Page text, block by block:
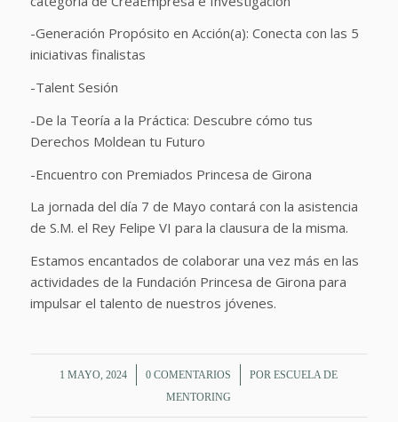
-Generación Propósito en Acción(a): Conecta con las 5
iniciativas finalistas
-Talent Sesión
-De la Teoría a la Práctica: Descubre cómo tus
Derechos Moldean tu Futuro
-Encuentro con Premiados Princesa de Girona
La jornada del día 7 de Mayo contará con la asistencia
de S.M. el Rey Felipe VI para la clausura de la misma.
Estamos encantados de colaborar una vez más en las
actividades de la Fundación Princesa de Girona para
impulsar el talento de nuestros jóvenes.
1 MAYO, 2024
/ 0 COMENTARIOS
/ PORESCUELA DE
MENTORING